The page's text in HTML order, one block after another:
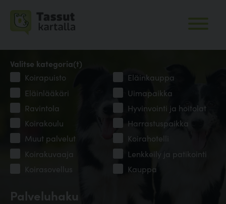
Palveluhaku
Valitse kategoria(t)
Koirapuisto
Eläinkauppa
Eläinlääkäri
Uimapaikka
Ravintola
Hyvinvointi ja hoitolat
Koirakoulu
Harrastuspaikka
Muut palvelut
Koirahotelli
Koirakuvaaja
Lenkkeily ja patikointi
Koirasovellus
Kauppa